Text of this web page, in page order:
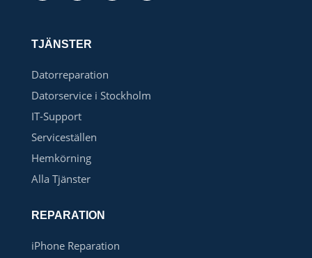
TJÄNSTER
Datorreparation
Datorservice i Stockholm
IT-Support
Serviceställen
Hemkörning
Alla Tjänster
REPARATION
iPhone Reparation